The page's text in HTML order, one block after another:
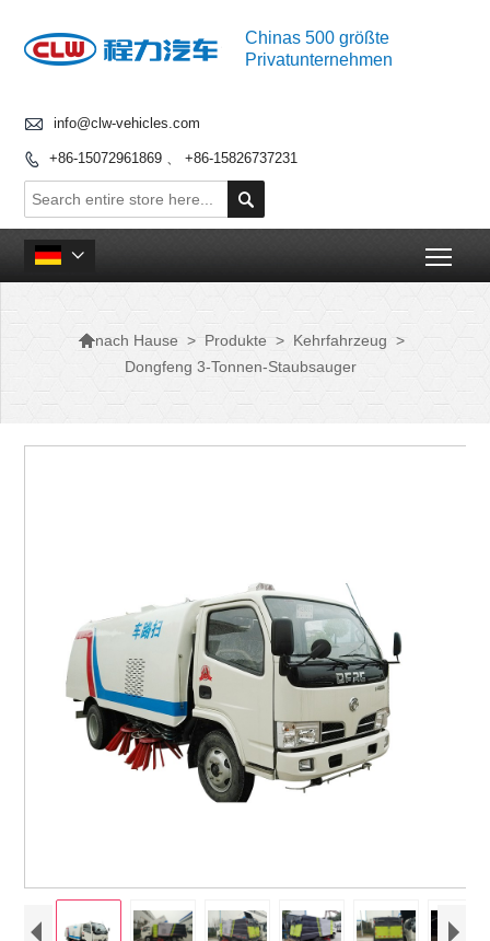
Chinas 500 größte
Privatunternehmen
 info@clw-vehicles.com
 +86-15072961869 、 +86-15826737231


nach Hause > Produkte > Kehrfahrzeug >
Dongfeng 3-Tonnen-Staubsauger